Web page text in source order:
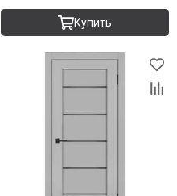
Купить